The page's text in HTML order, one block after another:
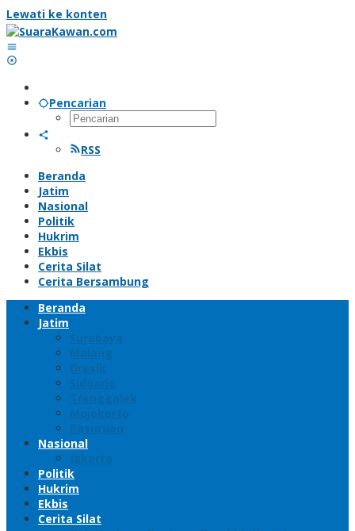
Lewati ke konten
Pencarian
RSS
Beranda
Jatim
Nasional
Politik
Hukrim
Ekbis
Cerita Silat
Cerita Bersambung
Beranda
Jatim
Surabaya
Malang
Gresik
Sidoarjo
Trenggalek
Mojokerto
Pasuruan
Nasional
Jakarta
Politik
Hukrim
Ekbis
Cerita Silat